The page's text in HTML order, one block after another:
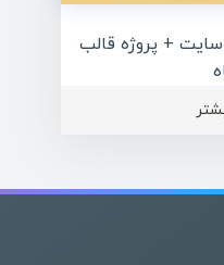
+ پروژه قالب